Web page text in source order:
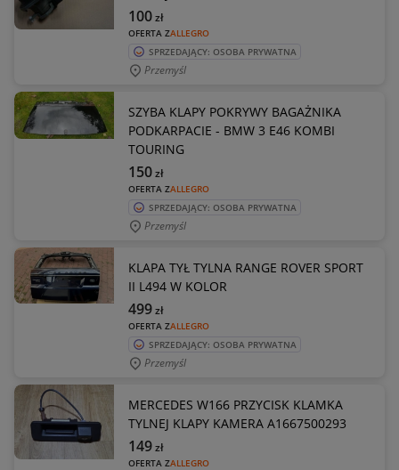
OFERTA ZALLEGRO
100zł
SPRZEDAJĄCY: OSOBA PRYWATNA
Przemyśl
SZYBA KLAPY POKRYWY BAGAŻNIKA
PODKARPACIE - BMW 3 E46 KOMBI
TOURING
OFERTA ZALLEGRO
150zł
SPRZEDAJĄCY: OSOBA PRYWATNA
Przemyśl
KLAPA TYŁ TYLNA RANGE ROVER SPORT
II L494 W KOLOR
OFERTA ZALLEGRO
499zł
SPRZEDAJĄCY: OSOBA PRYWATNA
Przemyśl
MERCEDES W166 PRZYCISK KLAMKA
TYLNEJ KLAPY KAMERA A1667500293
OFERTA ZALLEGRO
149zł